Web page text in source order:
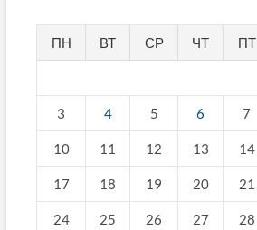
ПН ВТ СР ЧТ ПТ
3 4 5 6 7
10 11 12 13 14
17 18 19 20 21
24 25 26 27 28